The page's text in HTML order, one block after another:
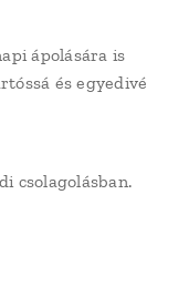
ápolására is
és egyedivé
csolagolásban.